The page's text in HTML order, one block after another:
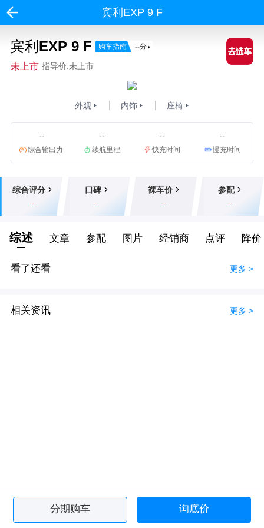
宾利EXP 9 F
宾利EXP 9 F 购车指南 --分
未上市 指导价:未上市
外观 内饰 座椅
--
综合输出力
--
续航里程
--
快充时间
--
慢充时间
综合评分
--
口碑
--
裸车价
--
参配
--
综述 文章 参配 图片 经销商 点评 降价
看了还看 更多 >
相关资讯 更多 >
分期购车 询底价